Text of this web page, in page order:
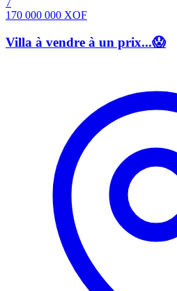
7
170 000 000 XOF
Villa à vendre à un prix...😱